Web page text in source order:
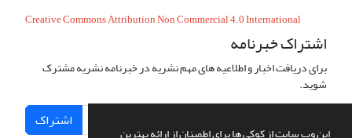
این وب سایت از کوکی ها برای اطمینان از ارائه بهترین
Creative Commons Attribution Non Commercial 4.0 International
اشتراک خبرنامه
برای دریافت اخبار و اطلاعیه های مهم نشریه در خبرنامه نشریه مشترک
شوید.
اشتراک